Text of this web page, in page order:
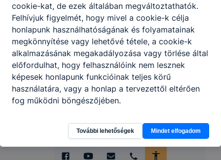
Partnereink
cookie-kat, de ezek általában megváltoztathatók.
Felhívjuk figyelmét, hogy mivel a cookie-k célja
honlapunk használhatóságának és folyamatainak
megkönnyítése vagy lehetővé tétele, a cookie-k
alkalmazásának megakadályozása vagy törlése által
előfordulhat, hogy felhasználóink nem lesznek
képesek honlapunk funkcióinak teljes körű
használatára, vagy a honlap a tervezettől eltérően
fog működni böngészőjében.
További lehetőségek Mindet elfogadom